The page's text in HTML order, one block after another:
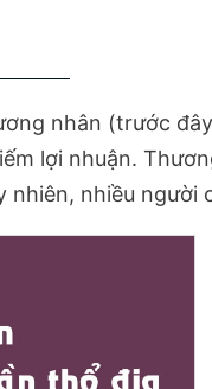
nhân (trước
lợi nhuận.
nhiên, nhiều